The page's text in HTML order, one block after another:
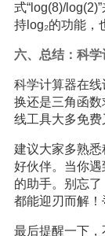
式“log(8)/
持log₂的功能，
六、总结：科
科学计算器在
换还是三角函
线工具大多免费
建议大家多熟
好伙伴。当你
的助手。别忘
都能迎刃而解！
最后提醒一下